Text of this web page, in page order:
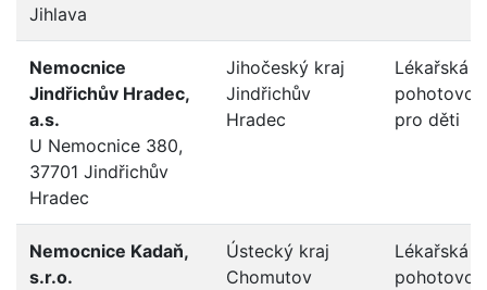
Jihlava
Nemocnice
Jindřichův Hradec,
a.s.
U Nemocnice 380,
37701 Jindřichův
Hradec
Jihočeský kraj
Jindřichův
Hradec
Lékařská
pro děti
Nemocnice Kadaň,
s.r.o.
Ústecký kraj
Chomutov
Lékařská